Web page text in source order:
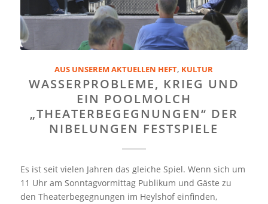
AUS UNSEREM AKTUELLEN HEFT, KULTUR
WASSERPROBLEME, KRIEG UND
EIN POOLMOLCH
„THEATERBEGEGNUNGEN“ DER
NIBELUNGEN FESTSPIELE
Es ist seit vielen Jahren das gleiche Spiel. Wenn sich um
11 Uhr am Sonntagvormittag Publikum und Gäste zu
den Theaterbegegnungen im Heylshof einfinden,